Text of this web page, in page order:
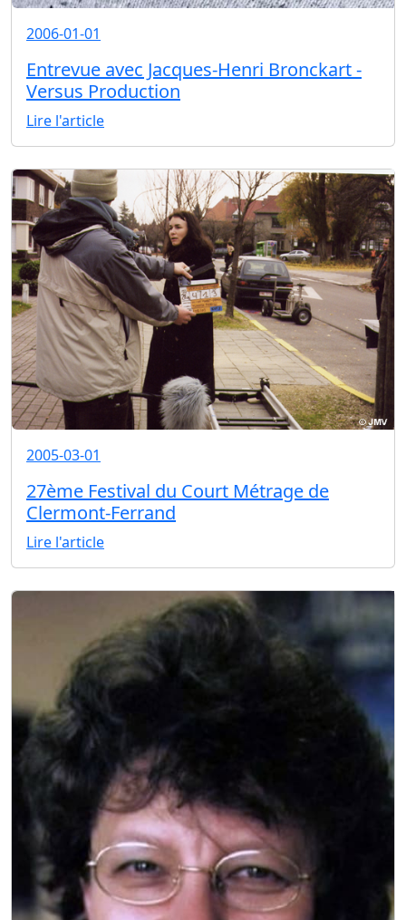
2006-01-01
Entrevue avec Jacques-Henri Bronckart -
Versus Production
Lire l'article
2005-03-01
27ème Festival du Court Métrage de
Clermont-Ferrand
Lire l'article